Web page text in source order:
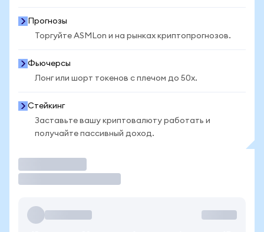
Прогнозы
Торгуйте ASMLon и на рынках криптопрогнозов.
Фьючерсы
Лонг или шорт токенов с плечом до 50x.
Стейкинг
Заставьте вашу криптовалюту работать и
получайте пассивный доход.